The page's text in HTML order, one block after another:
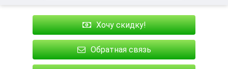
Хочу скидку!
Обратная связь